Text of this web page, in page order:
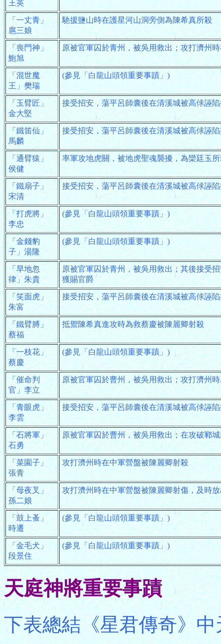
王英
「一丈青」
扈三娘
馳援鹽山時在護星河山洞旁側為陳希真所殺
「喪門神」
鮑旭
原被官軍囚於青州，被吳用救出；攻打濟州
「混世魔
王」樊瑞
(參見「白龍山頭領重要事蹟」)
「玉臂匠」
金大堅
接受招安，蕩平呂師囊後在清溪城被高俅誣
「鐵笛仙」
馬麟
接受招安，蕩平呂師囊後在清溪城被高俅誣
「通臂猿」
侯健
率軍攻地虎關，被地虎聖魂襲擾，為欒廷玉
「鐵扇子」
宋清
接受招安，蕩平呂師囊後在清溪城被高俅誣
「打虎將」
李忠
(參見「白龍山頭領重要事蹟」)
「金錢豹
子」湯隆
(參見「白龍山頭領重要事蹟」)
「旱地忽
律」朱貴
原被官軍囚於青州，被吳用救出；其後接受
獲賜官爵
「笑面虎」
朱富
接受招安，蕩平呂師囊後在清溪城被高俅誣
「鐵臂膊」
蔡福
抵禦陳希真進攻時為救蔡慶被陳麗卿射殺
「一枝花」
蔡慶
(參見「白龍山頭領重要事蹟」)
「催命判
官」李立
原被官軍囚於曹州，被吳用救出；攻打濟州
「青眼虎」
李雲
接受招安，蕩平呂師囊後在清溪城被高俅誣
「石將軍」
石勇
原被官軍囚於曹州，被吳用救出；在攻破鄆
「菜園子」
張青
攻打濟州時在中軍營盤被陳麗卿射殺
「母夜叉」
孫二娘
攻打濟州時在中軍營盤被陳麗卿射傷，及時
「鼓上蚤」
時遷
(參見「白龍山頭領重要事蹟」)
「金毛犬」
段景住
(參見「白龍山頭領重要事蹟」)
天庭神將重要事蹟
下表總結《星君傳奇》